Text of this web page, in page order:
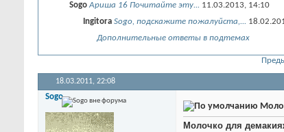
Sogo Ариша 16 Почитайте эту... 11.03.2013, 14:10
Ingitora Sogo, подскажите пожалуйста,...
Дополнительные ответы в подтемах
18.03.2011, 22:08
Sogo
Молочко для